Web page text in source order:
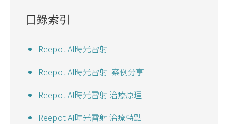
目錄索引
Reepot AI時光雷射
Reepot AI時光雷射 案例分享
Reepot AI時光雷射 治療原理
Reepot AI時光雷射 治療特點